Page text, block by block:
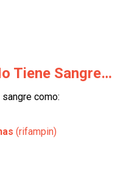
Tiene Sangre…
como:
(rifampin)